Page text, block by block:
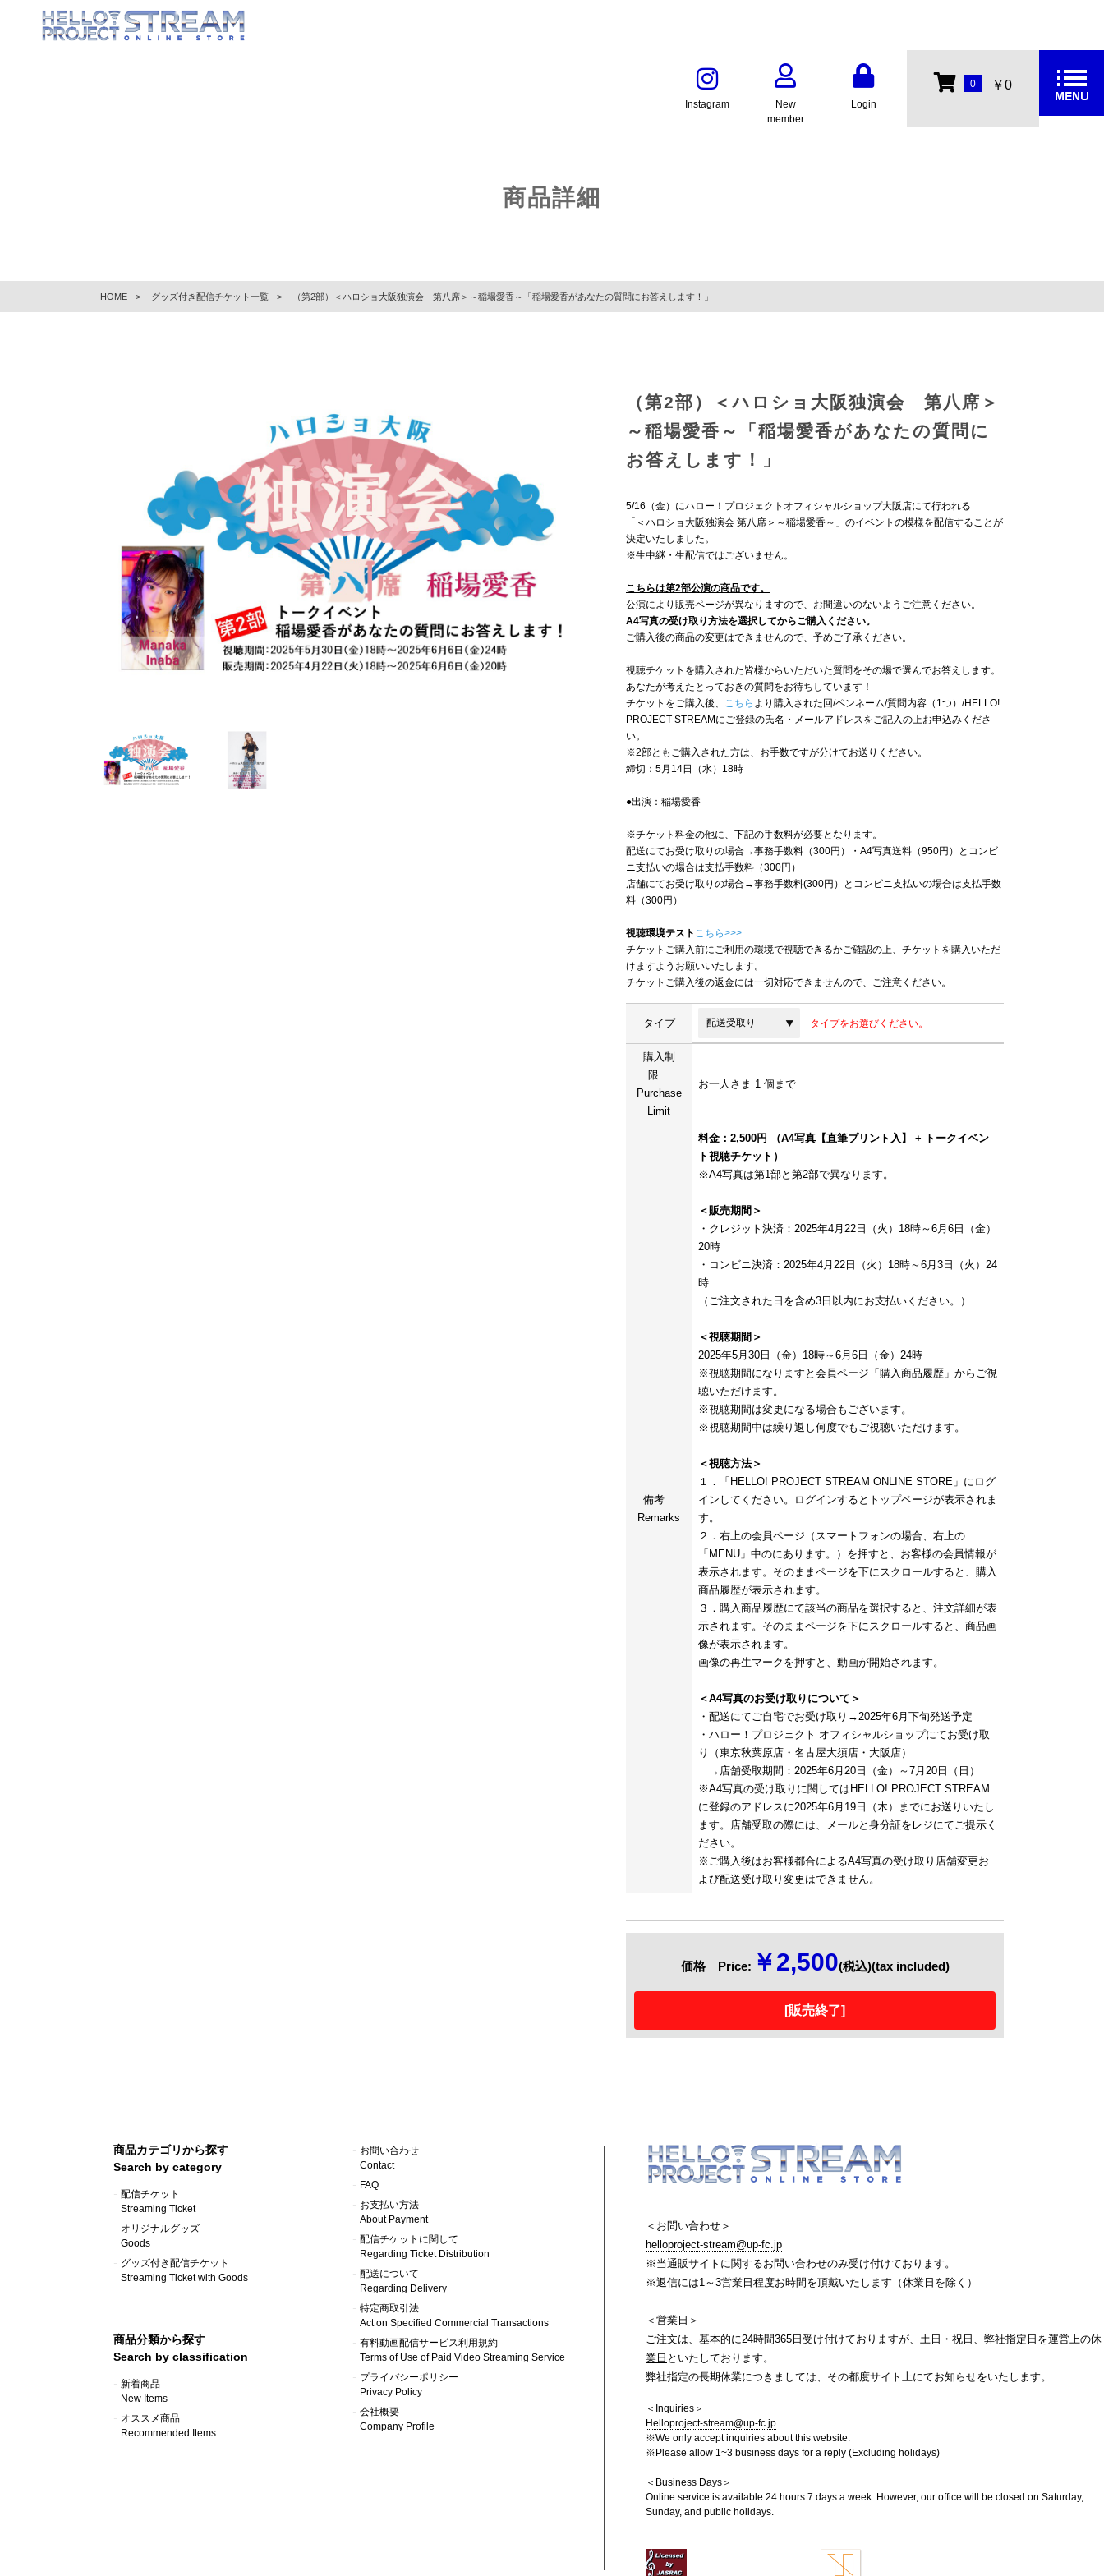
Instagram
New
member
Login
0 ￥0
商品詳細
HOME グッズ付き配信チケット一覧 （第2部）＜ハロショ大阪独演会 第八席＞～稲場愛香～「稲場愛香があなたの質問にお答えします！」
（第2部）＜ハロショ大阪独演会 第八席＞
～稲場愛香～「稲場愛香があなたの質問に
お答えします！」
5/16（金）にハロー！プロジェクトオフィシャルショップ大阪店にて行われる
「＜ハロショ大阪独演会 第八席＞～稲場愛香～」のイベントの模様を配信することが
決定いたしました。
※生中継・生配信ではございません。
こちらは第2部公演の商品です。
公演により販売ページが異なりますので、お間違いのないようご注意ください。
A4写真の受け取り方法を選択してからご購入ください。
ご購入後の商品の変更はできませんので、予めご了承ください。
視聴チケットを購入された皆様からいただいた質問をその場で選んでお答えします。
あなたが考えたとっておきの質問をお待ちしています！
チケットをご購入後、 こちら より購入された回/ペンネーム/質問内容（1つ）/HELLO!
PROJECT STREAMにご登録の氏名・メールアドレスをご記入の上お申込みくださ
い。
※2部ともご購入された方は、お手数ですが分けてお送りください。
締切：5月14日（水）18時
●出演：稲場愛香
※チケット料金の他に、下記の手数料が必要となります。
配送にてお受け取りの場合→事務手数料（300円）・A4写真送料（950円）とコンビ
ニ支払いの場合は支払手数料（300円）
店舗にてお受け取りの場合→事務手数料(300円）とコンビニ支払いの場合は支払手数
料（300円）
視聴環境テスト こちら>>>
チケットご購入前にご利用の環境で視聴できるかご確認の上、チケットを購入いただ
けますようお願いいたします。
チケットご購入後の返金には一切対応できませんので、ご注意ください。
タイプ タイプをお選びください。
購入制
限
Purchase
Limit
お一人さま 1 個まで
備考
Remarks
料金：2,500円 （A4写真【直筆プリント入】 + トークイベン
ト視聴チケット）
※A4写真は第1部と第2部で異なります。
＜販売期間＞
・クレジット決済：2025年4月22日（火）18時～6月6日（金）
20時
・コンビニ決済：2025年4月22日（火）18時～6月3日（火）24
時
（ご注文された日を含め3日以内にお支払いください。）
＜視聴期間＞
2025年5月30日（金）18時～6月6日（金）24時
※視聴期間になりますと会員ページ「購入商品履歴」からご視
聴いただけます。
※視聴期間は変更になる場合もございます。
※視聴期間中は繰り返し何度でもご視聴いただけます。
＜視聴方法＞
１．「HELLO! PROJECT STREAM ONLINE STORE」にログ
インしてください。ログインするとトップページが表示されま
す。
２．右上の会員ページ（スマートフォンの場合、右上の
「MENU」中のにあります。）を押すと、お客様の会員情報が
表示されます。そのままページを下にスクロールすると、購入
商品履歴が表示されます。
３．購入商品履歴にて該当の商品を選択すると、注文詳細が表
示されます。そのままページを下にスクロールすると、商品画
像が表示されます。
画像の再生マークを押すと、動画が開始されます。
＜A4写真のお受け取りについて＞
・配送にてご自宅でお受け取り→2025年6月下旬発送予定
・ハロー！プロジェクト オフィシャルショップにてお受け取
り（東京秋葉原店・名古屋大須店・大阪店）
→店舗受取期間：2025年6月20日（金）～7月20日（日）
※A4写真の受け取りに関してはHELLO! PROJECT STREAM
に登録のアドレスに2025年6月19日（木）までにお送りいたし
ます。店舗受取の際には、メールと身分証をレジにてご提示く
ださい。
※ご購入後はお客様都合によるA4写真の受け取り店舗変更お
よび配送受け取り変更はできません。
価格 Price: ￥2,500(税込)(tax included)
[販売終了]
＜お問い合わせ＞
helloproject-stream@up-fc.jp
※当通販サイトに関するお問い合わせのみ受け付けております。
※返信には1～3営業日程度お時間を頂戴いたします（休業日を除く）
＜営業日＞
ご注文は、基本的に24時間365日受け付けておりますが、 土日・祝日、弊社指定日を運営上の休
業日 といたしております。
弊社指定の長期休業につきましては、その都度サイト上にてお知らせをいたします。
＜Inquiries＞
Helloproject-stream@up-fc.jp
※We only accept inquiries about this website.
※Please allow 1~3 business days for a reply (Excluding holidays)
＜Business Days＞
Online service is available 24 hours 7 days a week. However, our office will be closed on Saturday,
Sunday, and public holidays.
商品カテゴリから探す
Search by category
配信チケット
Streaming Ticket
オリジナルグッズ
Goods
グッズ付き配信チケット
Streaming Ticket with Goods
商品分類から探す
Search by classification
新着商品
New Items
オススメ商品
Recommended Items
お問い合わせ
Contact
FAQ
お支払い方法
About Payment
配信チケットに関して
Regarding Ticket Distribution
配送について
Regarding Delivery
特定商取引法
Act on Specified Commercial Transactions
有料動画配信サービス利用規約
Terms of Use of Paid Video Streaming Service
プライバシーポリシー
Privacy Policy
会社概要
Company Profile